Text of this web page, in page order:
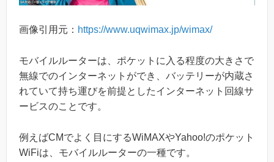
画像引用元： https://www.uqwimax.jp/wimax/
モバイルルーターは、ポケットに入る程度の大きさで
無線でのインターネットができ、バッテリーが内蔵さ
れていて持ち運びを前提としたインターネット回線サ
ービスのことです。
例えばCMでよく目にするWiMAXやYahoo!のポケット
WiFiは、モバイルルーターの一種です。